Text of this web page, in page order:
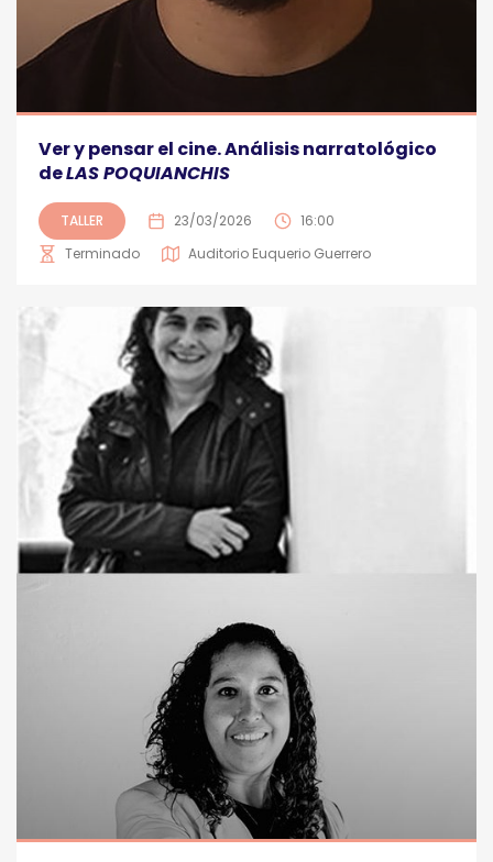
Ver y pensar el cine. Análisis narratológico
deLAS POQUIANCHIS
TALLER 23/03/2026
16:00
Terminado
Auditorio Euquerio Guerrero